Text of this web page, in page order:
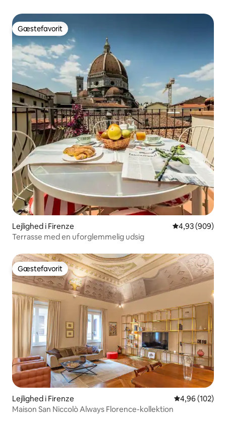
Gæstefavorit
Gæstefavorit
Lejlighed i Firenze 4,93 ud af 5 i
4,93 (909)
Terrasse med en uforglemmelig udsig
Gæstefavorit
Gæstefavorit
Lejlighed i Firenze 4,96 ud af 5 i
4,96 (102)
Maison San Niccolò Always Florence-kollektion